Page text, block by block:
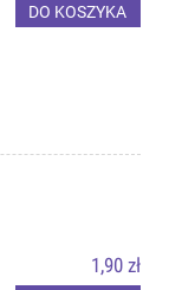
DO KOSZYKA
1,90 zł